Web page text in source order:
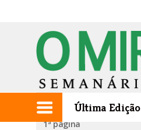
Última Edição
Edição de 2008.08.21
1ª página